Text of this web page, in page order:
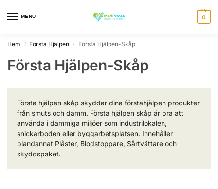
MENU 0
Hem / Första Hjälpen / Första Hjälpen-Skåp
Första Hjälpen-Skåp
Första hjälpen skåp skyddar dina förstahjälpen produkter
från smuts och damm. Första hjälpen skåp är bra att
använda i dammiga miljöer som industrilokalen,
snickarboden eller byggarbetsplatsen. Innehåller
blandannat Plåster, Blodstoppare, Sårtvättare och
skyddspaket.